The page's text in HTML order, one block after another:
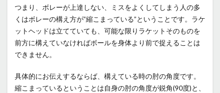
つまり、ボレーが上達しない、ミスをよくしてしまう人の多
くはボレーの構え方が”縮こまっている”ということです。ラケ
ットヘッドは立てていても、可能な限りラケットそのものを
前方に構えていなければボールを身体より前で捉えることは
できません。
具体的にお伝えするならば、構えている時の肘の角度です。
縮こまっているということは自身の肘の角度が鋭角(90度)と、